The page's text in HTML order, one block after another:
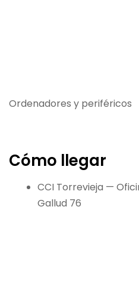
Ordenadores y periféricos
Cómo llegar
CCI Torrevieja —
Gallud 76